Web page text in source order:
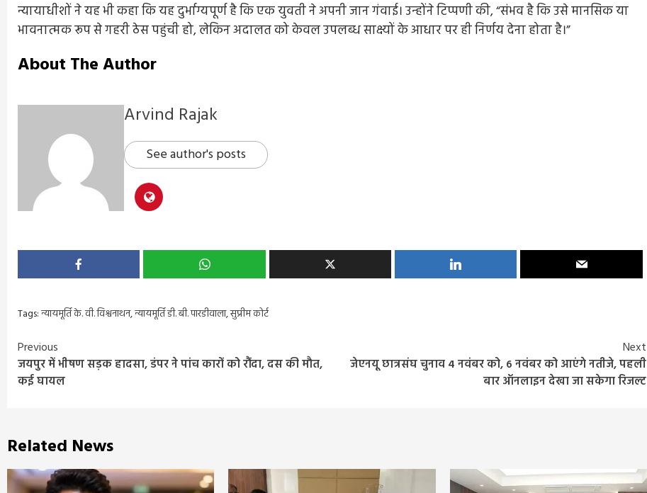
न्यायाधीशों ने यह भी कहा कि यह दुर्भाग्यपूर्ण है कि एक युवती ने अपनी जान गंवाई। उन्होंने टिप्पणी की, “संभव है कि उसे मानसिक या
भावनात्मक रूप से गहरी ठेस पहुंची हो, लेकिन अदालत को केवल उपलब्ध साक्ष्यों के आधार पर ही निर्णय देना होता है।”
About The Author
Arvind Rajak
See author's posts
Tags:न्यायमूर्ति के. वी. विश्वनाथन,न्यायमूर्ति डी. बी. पारडीवाला,सुप्रीम कोर्ट
Continue
Reading
Previous
जयपुर में भीषण सड़क हादसा, डंपर ने पांच कारों को रौंदा, दस की मौत,
कई घायल
Next
जेएनयू छात्रसंघ चुनाव 4 नवंबर को, 6 नवंबर को आएंगे नतीजे, पहली
बार ऑनलाइन देखा जा सकेगा रिजल्ट
Related News
Entertainment Feature National